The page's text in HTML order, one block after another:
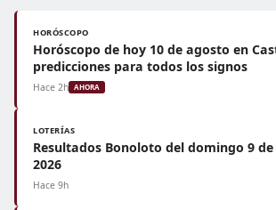
HORÓSCOPO
Horóscopo de hoy 10 de agosto en
predicciones para todos los signos
Hace 2h AHORA
LOTERÍAS
Resultados Bonoloto del domingo 9
2026
Hace 9h